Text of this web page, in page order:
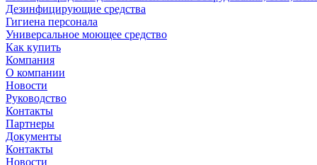
Дезинфицирующие средства
Гигиена персонала
Универсальное моющее средство
Как купить
Компания
О компании
Новости
Руководство
Контакты
Партнеры
Документы
Контакты
Новости